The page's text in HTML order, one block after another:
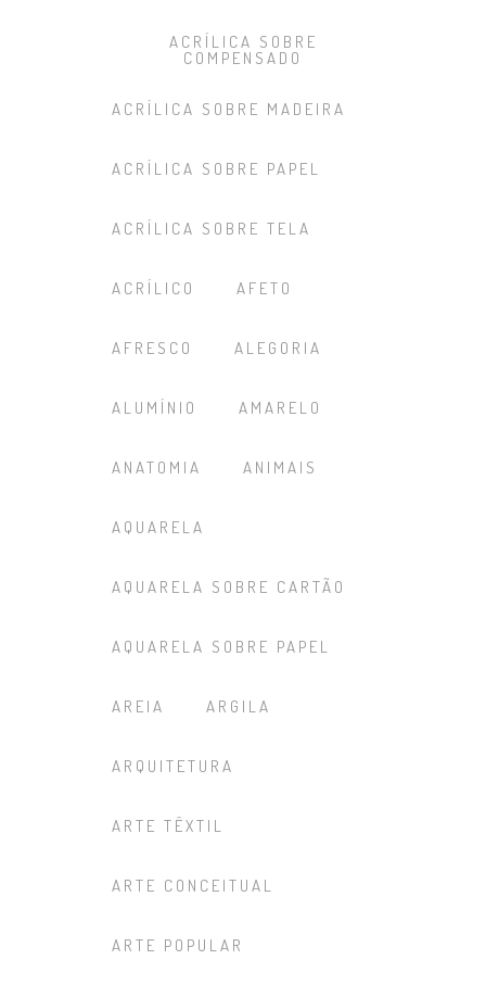
ACRÍLICA SOBRE
COMPENSADO
ACRÍLICA SOBRE MADEIRA
ACRÍLICA SOBRE PAPEL
ACRÍLICA SOBRE TELA
ACRÍLICO AFETO
AFRESCO ALEGORIA
ALUMÍNIO AMARELO
ANATOMIA ANIMAIS
AQUARELA
AQUARELA SOBRE CARTÃO
AQUARELA SOBRE PAPEL
AREIA ARGILA
ARQUITETURA
ARTE TÊXTIL
ARTE CONCEITUAL
ARTE POPULAR